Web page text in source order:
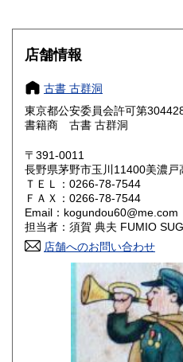
滋賀県 430円
大阪府
奈良県
鳥取県
岡山県 430円
山口県 430円
香川県
430円
430円
430円
店舗情報
古書 古群洞
東京都公安委員会許可第
書籍商 古書 古群洞
〒391-0011
長野県茅野市玉川11400美濃戸
ＴＥＬ：0266-78-7544
ＦＡＸ：0266-78-7544
Email：kogundou60@me.com
担当者：須賀 典夫 FUMIO
店舗へのお問い合わせ